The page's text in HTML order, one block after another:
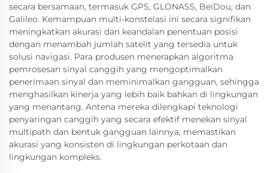
secara bersamaan, termasuk GPS, GLONASS, BeiDou, dan
Galileo. Kemampuan multi-konstelasi ini secara signifikan
meningkatkan akurasi dan keandalan penentuan posisi
dengan menambah jumlah satelit yang tersedia untuk
solusi navigasi. Para produsen menerapkan algoritma
pemrosesan sinyal canggih yang mengoptimalkan
penerimaan sinyal dan meminimalkan gangguan, sehingga
menghasilkan kinerja yang lebih baik bahkan di lingkungan
yang menantang. Antena mereka dilengkapi teknologi
penyaringan canggih yang secara efektif menekan sinyal
multipath dan bentuk gangguan lainnya, memastikan
akurasi yang konsisten di lingkungan perkotaan dan
lingkungan kompleks.